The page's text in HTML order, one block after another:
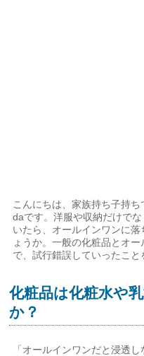
こんにちは、家族持ち子持
daです。洋服や収納だけで
いたら、オールインワンに
ょうか。一般の化粧品とオ
で、試行錯誤していったこと
化粧品は化粧水や
か？
「オールインワンだと浸透